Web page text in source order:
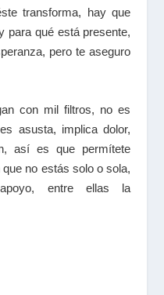
transforma, hay que
para qué está presente,
pero te aseguro
con mil filtros, no es
asusta, implica dolor,
así es que permítete
no estás solo o sola,
entre ellas la